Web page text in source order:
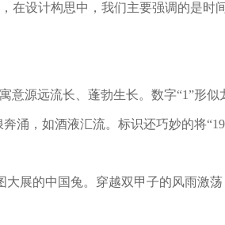
在设计构思中，我们主要强调的是
意源远流长、蓬勃生长。数字“1”形
，如酒液汇流。标识还巧妙的将
展的中国兔。穿越双甲子的风雨激